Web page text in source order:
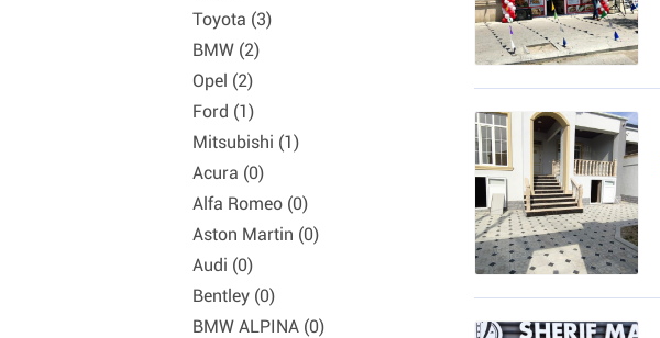
Toyota (3)
BMW (2)
Opel (2)
Ford (1)
Mitsubishi (1)
Acura (0)
Alfa Romeo (0)
Aston Martin (0)
Audi (0)
Bentley (0)
BMW ALPINA (0)